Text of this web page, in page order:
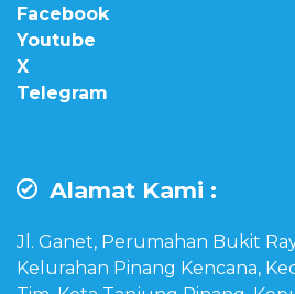
Facebook
Youtube
X
Telegram
Alamat Kami :
Jl. Ganet, Perumahan Bukit
Kelurahan Pinang Kencana,